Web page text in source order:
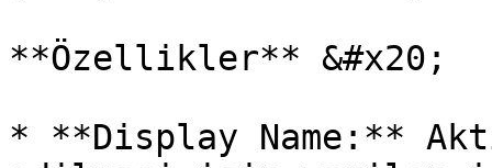
**Özellikler** &#x20;
* **Display Name:**